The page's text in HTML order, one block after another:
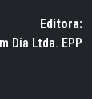
Editora:
Dia Ltda. EPP